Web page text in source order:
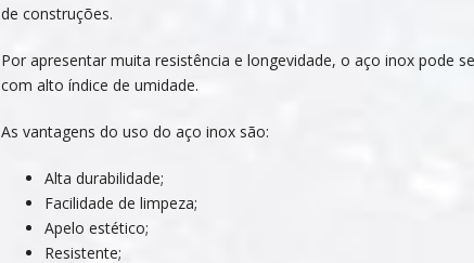
de construções.
Por apresentar muita resistência e longevidade, o aço inox pode
com alto índice de umidade.
As vantagens do uso do aço inox são:
Alta durabilidade;
Facilidade de limpeza;
Apelo estético;
Resistente;